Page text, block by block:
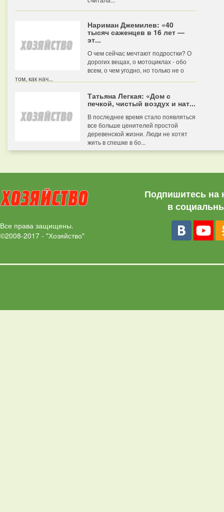
Нариман Джемилев: «40
тысяч саженцев в 16 лет —
эт...
О чем сейчас мечтают подростки? О
дорогих вещах, о мотоциклах - обо
всем, о чем угодно, но только не о
том, как нач...
Татьяна Легкая: «Дом с
печкой, чистый воздух и нат...
В последнее время стало появляться
все больше ценителей простой
деревенской жизни. Люди не хотят
жить в спешке в бо...
Все права защищены.
©2008-2017 - "Хозяйство"
Подпишитесь на
в